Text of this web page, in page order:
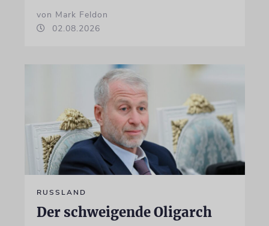
von Mark Feldon
02.08.2026
RUSSLAND
Der schweigende Oligarch